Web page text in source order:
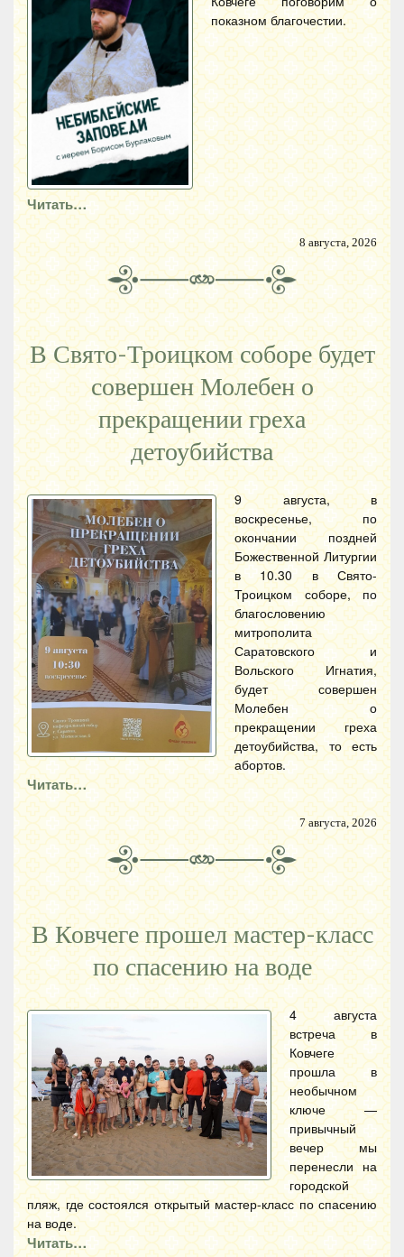
показном благочестии.
Читать…
8 августа, 2026
В Свято-Троицком соборе будет
совершен Молебен о
прекращении греха
детоубийства
9 августа, в
воскресенье, по
окончании поздней
Божественной Литургии
в 10.30 в Свято-
Троицком соборе, по
благословению
митрополита
Саратовского и
Вольского Игнатия,
будет совершен
Молебен о
прекращении греха
детоубийства, то есть
абортов.
Читать…
7 августа, 2026
В Ковчеге прошел мастер-класс
по спасению на воде
4 августа
встреча в
Ковчеге
прошла в
необычном
ключе —
привычный
вечер мы
перенесли на
городской
пляж, где состоялся открытый мастер-класс по спасению
на воде.
Читать…